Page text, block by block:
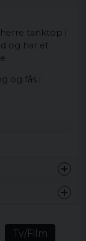
tanktop i
og har et
og fås i
Tv/Film